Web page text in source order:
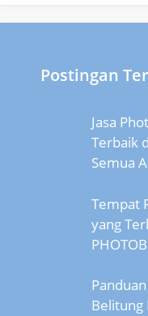
Postingan
Jasa
Terbaik
Semua
Tempat
yang
Belitung